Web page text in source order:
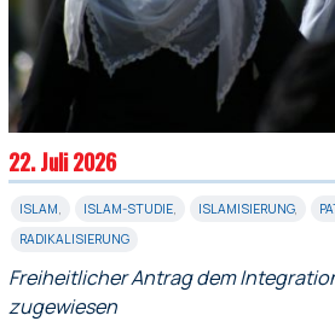
22. Juli 2026
ISLAM, ISLAM-STUDIE, ISLAMISIERUNG,
RADIKALISIERUNG
Freiheitlicher Antrag dem
zugewiesen